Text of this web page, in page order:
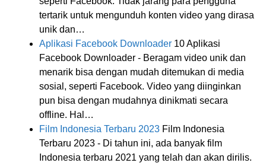
tertarik untuk mengunduh konten video yang dirasa
unik dan…
Aplikasi Facebook Downloader 10 Aplikasi
Facebook Downloader - Beragam video unik dan
menarik bisa dengan mudah ditemukan di media
sosial, seperti Facebook. Video yang diinginkan
pun bisa dengan mudahnya dinikmati secara
offline. Hal…
Film Indonesia Terbaru 2023 Film Indonesia
Terbaru 2023 - Di tahun ini, ada banyak film
Indonesia terbaru 2021 yang telah dan akan dirilis.